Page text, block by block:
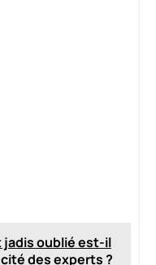
jadis oublié est-il
des experts ?